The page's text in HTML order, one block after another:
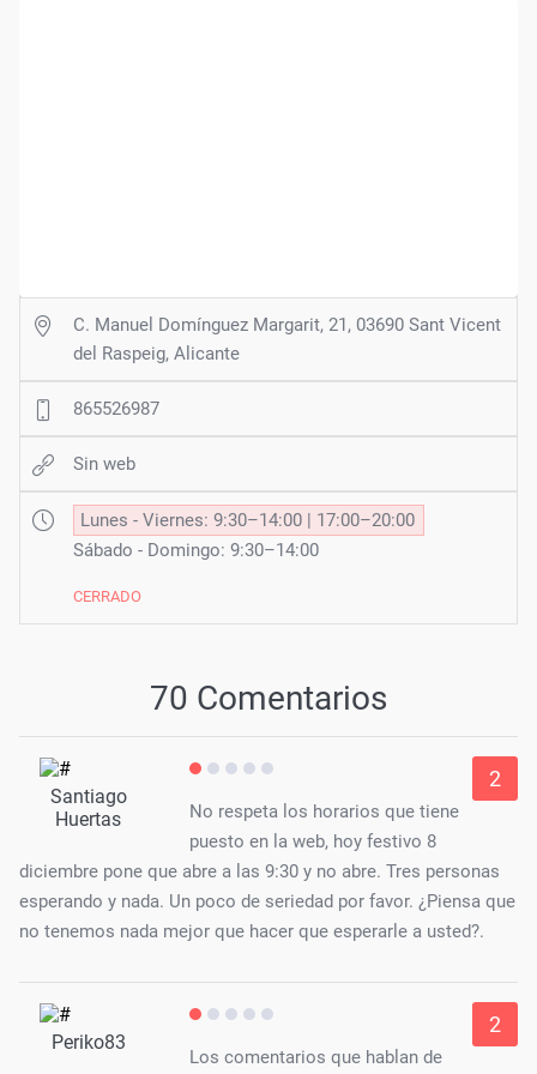
C. Manuel Domínguez Margarit, 21, 03690 Sant Vicent
del Raspeig, Alicante
865526987
Sin web
Lunes - Viernes: 9:30–14:00 | 17:00–20:00
Sábado - Domingo: 9:30–14:00
CERRADO
70 Comentarios
Santiago
Huertas
2
No respeta los horarios que tiene
puesto en la web, hoy festivo 8
diciembre pone que abre a las 9:30 y no abre. Tres personas
esperando y nada. Un poco de seriedad por favor. ¿Piensa que
no tenemos nada mejor que hacer que esperarle a usted?.
Periko83
2
Los comentarios que hablan de